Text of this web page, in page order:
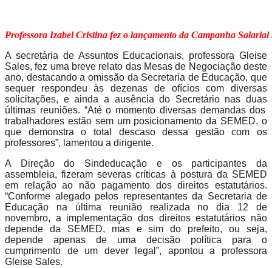
Professora Izabel Cristina fez o lançamento da Campanha Salarial
A secretária de Assuntos Educacionais, professora Gleise
Sales, fez uma breve relato das Mesas de Negociação deste
ano, destacando a omissão da Secretaria de Educação, que
sequer respondeu às dezenas de ofícios com diversas
solicitações, e ainda a ausência do Secretário nas duas
últimas reuniões. “Até o momento diversas demandas dos
trabalhadores estão sem um posicionamento da SEMED, o
que demonstra o total descaso dessa gestão com os
professores”, lamentou a dirigente.
A Direção do Sindeducação e os participantes da
assembleia, fizeram severas críticas à postura da SEMED
em relação ao não pagamento dos direitos estatutários.
“Conforme alegado pelos representantes da Secretaria de
Educação na última reunião realizada no dia 12 de
novembro, a implementação dos direitos estatutários não
depende da SEMED, mas e sim do prefeito, ou seja,
depende apenas de uma decisão política para o
cumprimento de um dever legal”, apontou a professora
Gleise Sales.